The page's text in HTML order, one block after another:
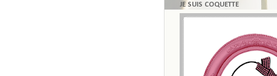
JE SUIS COQUETTE